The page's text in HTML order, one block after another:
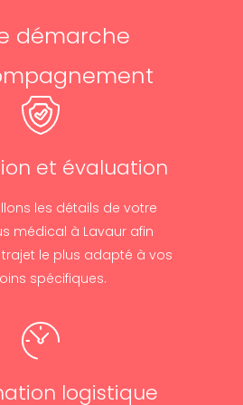
démarche
et évaluation
les détails de votre
médical à Lavaur afin
trajet le plus adapté à vos
spécifiques.
logistique